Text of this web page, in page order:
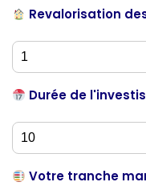
Revalorisation
Durée de
Votre tranche